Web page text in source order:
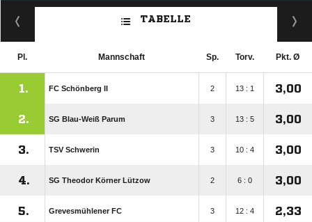
TABELLE
Pl. Mannschaft Sp. Torv. Pkt. Ø
1. FC Schönberg II 2 13 : 1 3,00
2. SG Blau-Weiß Parum 3 13 : 5 3,00
3. TSV Schwerin 3 10 : 4 3,00
4. SG Theodor Körner Lützow 2 6 : 0 3,00
5. Grevesmühlener FC 3 12 : 4 2,33